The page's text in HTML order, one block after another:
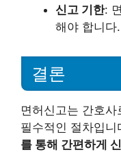
신고 기한:
해야 합니다.
결론
면허신고는 간호
필수적인 절차입니
를 통해 간편하게